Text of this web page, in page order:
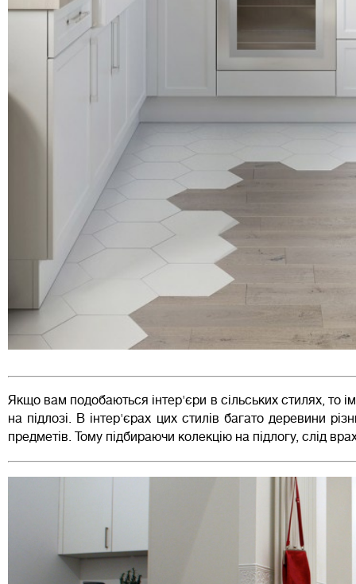
Якщо вам подобаються інтер'єри в сільських стилях, то
на підлозі. В інтер'єрах цих стилів багато деревини
предметів. Тому підбираючи колекцію на підлогу, слід